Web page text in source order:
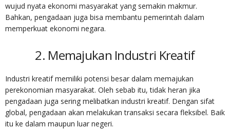
wujud nyata ekonomi masyarakat yang semakin makmur.
Bahkan, pengadaan juga bisa membantu pemerintah dalam
memperkuat ekonomi negara.
2. Memajukan Industri Kreatif
Industri kreatif memiliki potensi besar dalam memajukan
perekonomian masyarakat. Oleh sebab itu, tidak heran jika
pengadaan juga sering melibatkan industri kreatif. Dengan sifat
global, pengadaan akan melakukan transaksi secara fleksibel. Baik
itu ke dalam maupun luar negeri.